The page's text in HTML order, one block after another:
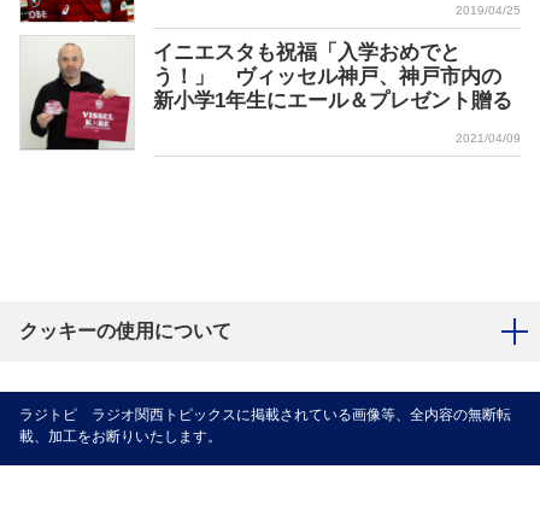
2019/04/25
イニエスタも祝福「入学おめでと
う！」 ヴィッセル神戸、神戸市内の
新小学1年生にエール＆プレゼント贈る
2021/04/09
クッキーの使用について
ラジトピ ラジオ関西トピックスに掲載されている画像等、全内容の無断転
載、加工をお断りいたします。